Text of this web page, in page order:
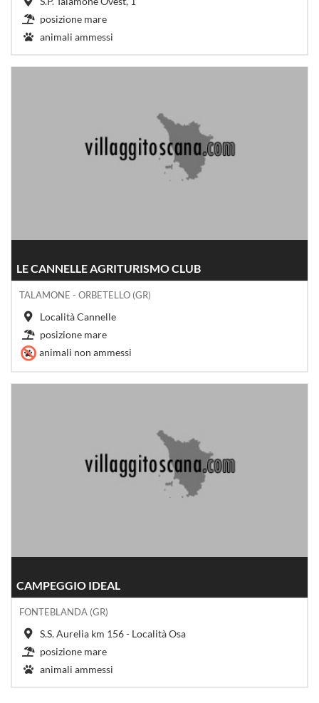
posizione mare
animali ammessi
LE CANNELLE AGRITURISMO CLUB
TALAMONE - ORBETELLO (GR)
Località Cannelle
posizione mare
animali non ammessi
CAMPEGGIO IDEAL
FONTEBLANDA (GR)
S.S. Aurelia km 156 - Località Osa
posizione mare
animali ammessi